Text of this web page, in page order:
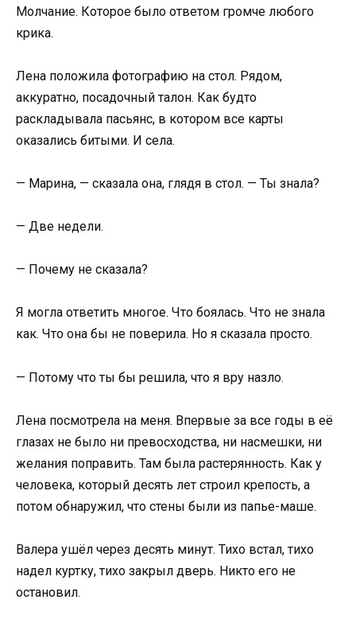
Молчание. Которое было ответом громче любого
крика.
Лена положила фотографию на стол. Рядом,
аккуратно, посадочный талон. Как будто
раскладывала пасьянс, в котором все карты
оказались битыми. И села.
— Марина, — сказала она, глядя в стол. — Ты знала?
— Две недели.
— Почему не сказала?
Я могла ответить многое. Что боялась. Что не знала
как. Что она бы не поверила. Но я сказала просто.
— Потому что ты бы решила, что я вру назло.
Лена посмотрела на меня. Впервые за все годы в её
глазах не было ни превосходства, ни насмешки, ни
желания поправить. Там была растерянность. Как у
человека, который десять лет строил крепость, а
потом обнаружил, что стены были из папье-маше.
Валера ушёл через десять минут. Тихо встал, тихо
надел куртку, тихо закрыл дверь. Никто его не
остановил.